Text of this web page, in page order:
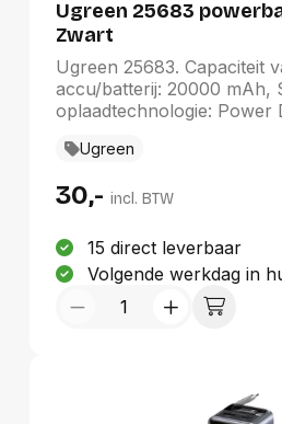
Ugreen 25683
Zwart
Ugreen 25683. Capaciteit
accu/batterij: 20000 mAh,
oplaadtechnologie: Power
C-poorten: 1. Kleur van
Ugreen
30,- incl. BTW
15 direct leverbaar
Volgende werkdag in